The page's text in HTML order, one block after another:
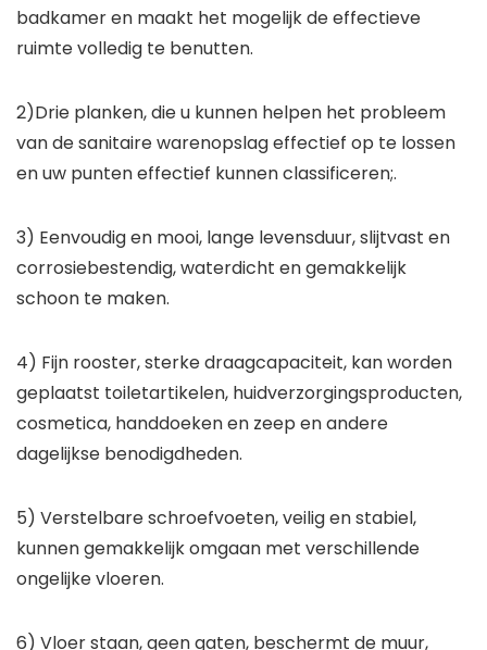
badkamer en maakt het mogelijk de effectieve
ruimte volledig te benutten.
2)Drie planken, die u kunnen helpen het probleem
van de sanitaire warenopslag effectief op te lossen
en uw punten effectief kunnen classificeren;.
3) Eenvoudig en mooi, lange levensduur, slijtvast en
corrosiebestendig, waterdicht en gemakkelijk
schoon te maken.
4) Fijn rooster, sterke draagcapaciteit, kan worden
geplaatst toiletartikelen, huidverzorgingsproducten,
cosmetica, handdoeken en zeep en andere
dagelijkse benodigdheden.
5) Verstelbare schroefvoeten, veilig en stabiel,
kunnen gemakkelijk omgaan met verschillende
ongelijke vloeren.
6) Vloer staan, geen gaten, beschermt de muur,